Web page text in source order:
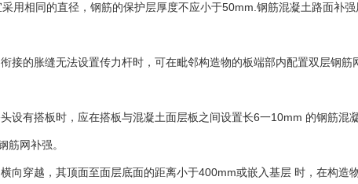
用相同的直径，钢筋的保护层厚度不应小于50mm.钢筋混凝土路面补
接的胀缝无法设置传力杆时，可在毗邻构造物的板端部内配置双层钢筋
设有搭板时，应在搭板与混凝土面层板之间设置长6一10mm 的钢筋混
筋网补强。
向穿越，其顶面至面层底面的距离小于400mm或嵌入基层 时，在构造